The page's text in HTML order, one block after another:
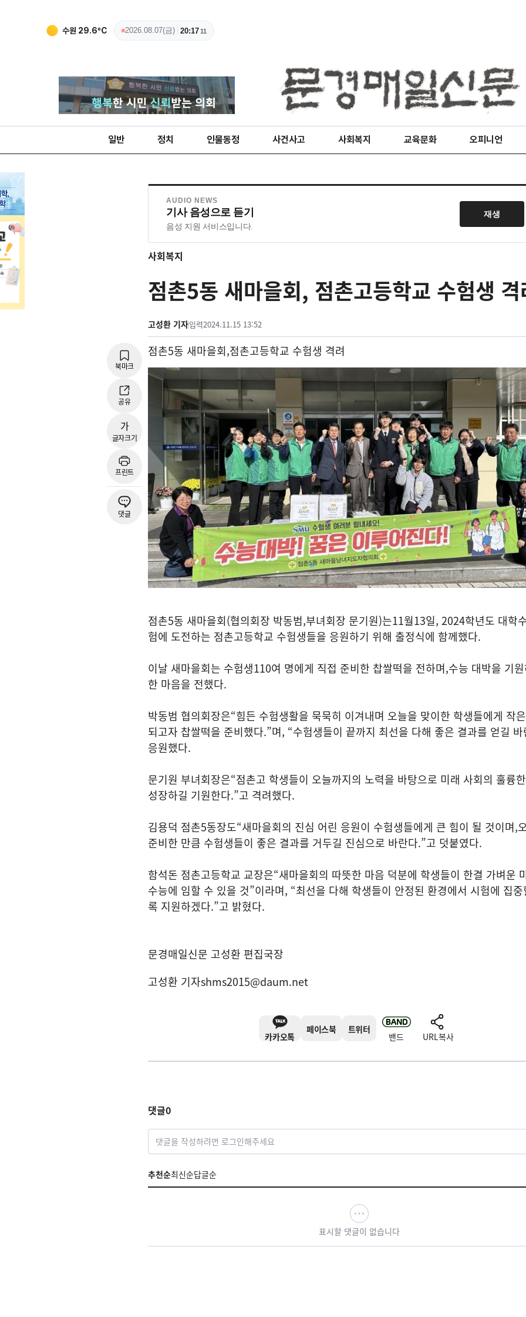
수원 29.6ºC 2026.08.07(금) 20:1712
일반 정치 인물동정 사건사고 사회복지 교육문화 오피니언
AUDIO NEWS
기사 음성으로 듣기
음성 지원 서비스입니다.
재생
사회복지
점촌5동 새마을회, 점촌고등학교 수험생 격
고성환 기자입력2024.11.15 13:52
북마크
공유
가
글자크기
프린트
댓글
점촌5동 새마을회,점촌고등학교 수험생 격려
점촌5동 새마을회(협의회장 박동범,부녀회장 문기원)는11월13일, 2024학년도 대학
험에 도전하는 점촌고등학교 수험생들을 응원하기 위해 출정식에 함께했다.
이날 새마을회는 수험생110여 명에게 직접 준비한 찹쌀떡을 전하며,수능 대박을 기
한 마음을 전했다.
박동범 협의회장은“힘든 수험생활을 묵묵히 이겨내며 오늘을 맞이한 학생들에게 작
되고자 찹쌀떡을 준비했다.”며, “수험생들이 끝까지 최선을 다해 좋은 결과를 얻길 바
응원했다.
문기원 부녀회장은“점촌고 학생들이 오늘까지의 노력을 바탕으로 미래 사회의 훌륭
성장하길 기원한다.”고 격려했다.
김용덕 점촌5동장도“새마을회의 진심 어린 응원이 수험생들에게 큰 힘이 될 것이며,
준비한 만큼 수험생들이 좋은 결과를 거두길 진심으로 바란다.”고 덧붙였다.
함석돈 점촌고등학교 교장은“새마을회의 따뜻한 마음 덕분에 학생들이 한결 가벼운
수능에 임할 수 있을 것”이라며, “최선을 다해 학생들이 안정된 환경에서 시험에 집
록 지원하겠다.”고 밝혔다.
문경매일신문 고성환 편집국장
고성환 기자shms2015@daum.net
카카오톡
페이스북 트위터
밴드 URL복사
댓글0
댓글을 작성하려면 로그인해주세요
추천순최신순답글순
표시할 댓글이 없습니다